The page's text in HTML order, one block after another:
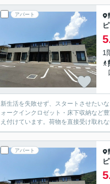
アパート
1
新生活を失敗せず、スタートさせたい
ォークインクロゼット・床下収納など
え付けています。荷物を直接受け取れ
アパート